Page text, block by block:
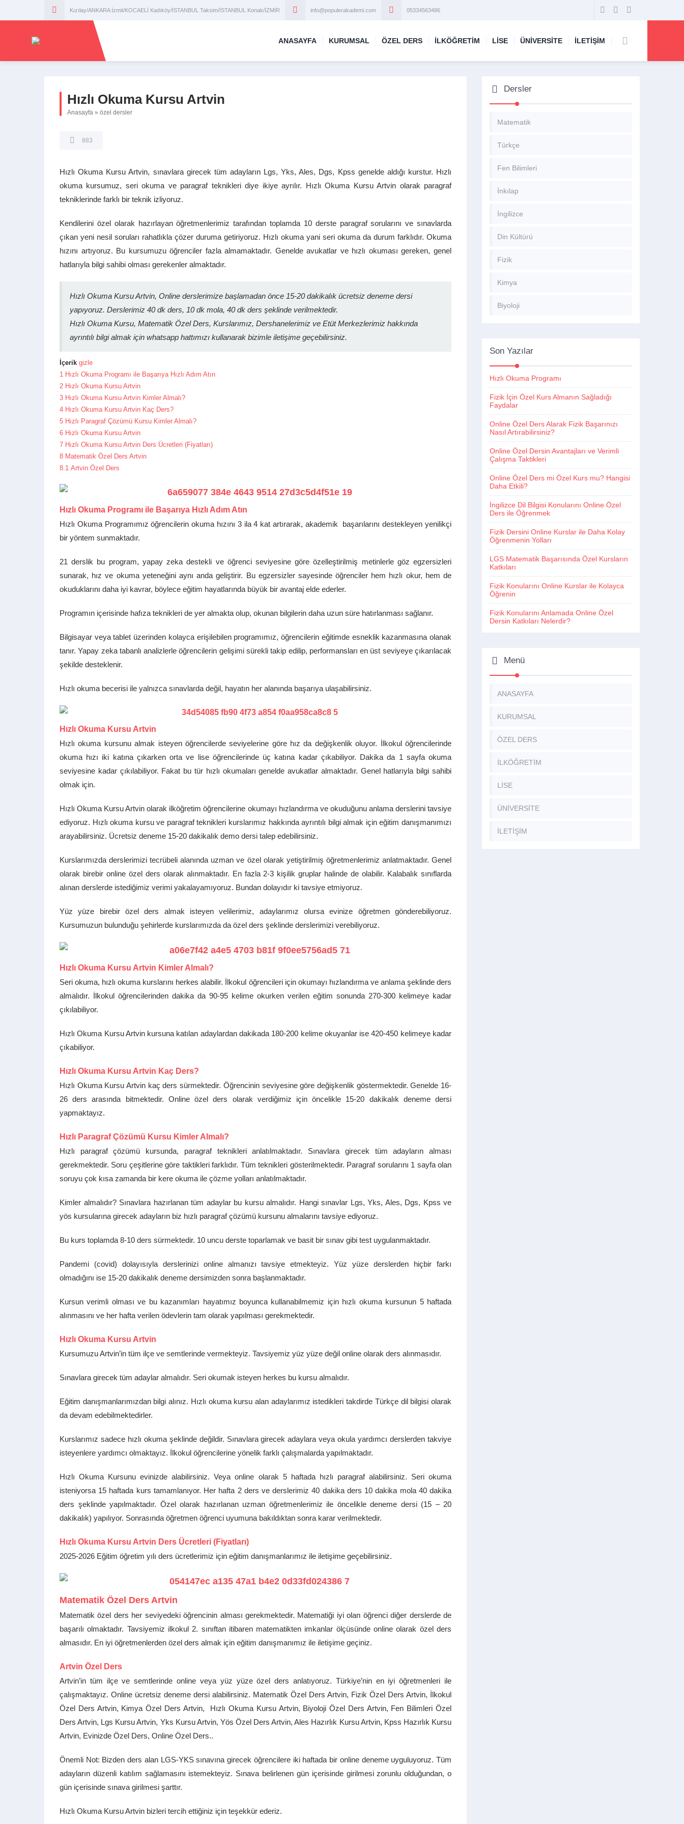
Kızılay/ANKARA İzmit/KOCAELİ Kadıköy/İSTANBUL Taksim/İSTANBUL Konak/İZMİR info@populerakademi.com 05334563486
ANASAYFA KURUMSAL ÖZEL DERS İLKÖĞRETİM LİSE ÜNİVERSİTE İLETİŞİM
Hızlı Okuma Kursu Artvin
Anasayfa » özel dersler
883
Hızlı Okuma Kursu Artvin, sınavlara girecek tüm adayların Lgs, Yks, Ales, Dgs, Kpss genelde aldığı kurstur. Hızlı
okuma kursumuz, seri okuma ve paragraf teknikleri diye ikiye ayrılır. Hızlı Okuma Kursu Artvin olarak paragraf
tekniklerinde farklı bir teknik izliyoruz.
Kendilerini özel olarak hazırlayan öğretmenlerimiz tarafından toplamda 10 derste paragraf sorularını ve sınavlarda
çıkan yeni nesil soruları rahatlıkla çözer duruma getiriyoruz. Hızlı okuma yani seri okuma da durum farklıdır. Okuma
hızını artıyoruz. Bu kursumuzu öğrenciler fazla almamaktadır. Genelde avukatlar ve hızlı okuması gereken, genel
hatlarıyla bilgi sahibi olması gerekenler almaktadır.
Hızlı Okuma Kursu Artvin, Online derslerimize başlamadan önce 15-20 dakikalık ücretsiz deneme dersi
yapıyoruz. Derslerimiz 40 dk ders, 10 dk mola, 40 dk ders şeklinde verilmektedir.
Hızlı Okuma Kursu, Matematik Özel Ders, Kurslarımız, Dershanelerimiz ve Etüt Merkezlerimiz hakkında
ayrıntılı bilgi almak için whatsapp hattımızı kullanarak bizimle iletişime geçebilirsiniz.
İçerik gizle
1 Hızlı Okuma Programı ile Başarıya Hızlı Adım Atın
2 Hızlı Okuma Kursu Artvin
3 Hızlı Okuma Kursu Artvin Kimler Almalı?
4 Hızlı Okuma Kursu Artvin Kaç Ders?
5 Hızlı Paragraf Çözümü Kursu Kimler Almalı?
6 Hızlı Okuma Kursu Artvin
7 Hızlı Okuma Kursu Artvin Ders Ücretleri (Fiyatları)
8 Matematik Özel Ders Artvin
8.1 Artvin Özel Ders
Hızlı Okuma Programı ile Başarıya Hızlı Adım Atın
Hızlı Okuma Programımız öğrencilerin okuma hızını 3 ila 4 kat artırarak, akademik başarılarını destekleyen yenilikçi
bir yöntem sunmaktadır.
21 derslik bu program, yapay zeka destekli ve öğrenci seviyesine göre özelleştirilmiş metinlerle göz egzersizleri
sunarak, hız ve okuma yeteneğini aynı anda geliştirir. Bu egzersizler sayesinde öğrenciler hem hızlı okur, hem de
okuduklarını daha iyi kavrar, böylece eğitim hayatlarında büyük bir avantaj elde ederler.
Programın içerisinde hafıza teknikleri de yer almakta olup, okunan bilgilerin daha uzun süre hatırlanması sağlanır.
Bilgisayar veya tablet üzerinden kolayca erişilebilen programımız, öğrencilerin eğitimde esneklik kazanmasına olanak
tanır. Yapay zeka tabanlı analizlerle öğrencilerin gelişimi sürekli takip edilip, performansları en üst seviyeye çıkarılacak
şekilde desteklenir.
Hızlı okuma becerisi ile yalnızca sınavlarda değil, hayatın her alanında başarıya ulaşabilirsiniz.
Hızlı Okuma Kursu Artvin
Hızlı okuma kursunu almak isteyen öğrencilerde seviyelerine göre hız da değişkenlik oluyor. İlkokul öğrencilerinde
okuma hızı iki katına çıkarken orta ve lise öğrencilerinde üç katına kadar çıkabiliyor. Dakika da 1 sayfa okuma
seviyesine kadar çıkılabiliyor. Fakat bu tür hızlı okumaları genelde avukatlar almaktadır. Genel hatlarıyla bilgi sahibi
olmak için.
Hızlı Okuma Kursu Artvin olarak ilköğretim öğrencilerine okumayı hızlandırma ve okuduğunu anlama derslerini tavsiye
ediyoruz. Hızlı okuma kursu ve paragraf teknikleri kurslarımız hakkında ayrıntılı bilgi almak için eğitim danışmanımızı
arayabilirsiniz. Ücretsiz deneme 15-20 dakikalık demo dersi talep edebilirsiniz.
Kurslarımızda derslerimizi tecrübeli alanında uzman ve özel olarak yetiştirilmiş öğretmenlerimiz anlatmaktadır. Genel
olarak birebir online özel ders olarak alınmaktadır. En fazla 2-3 kişilik gruplar halinde de olabilir. Kalabalık sınıflarda
alınan derslerde istediğimiz verimi yakalayamıyoruz. Bundan dolayıdır ki tavsiye etmiyoruz.
Yüz yüze birebir özel ders almak isteyen velilerimiz, adaylarımız olursa evinize öğretmen gönderebiliyoruz.
Kursumuzun bulunduğu şehirlerde kurslarımızda da özel ders şeklinde derslerimizi verebiliyoruz.
Hızlı Okuma Kursu Artvin Kimler Almalı?
Seri okuma, hızlı okuma kurslarını herkes alabilir. İlkokul öğrencileri için okumayı hızlandırma ve anlama şeklinde ders
almalıdır. İlkokul öğrencilerinden dakika da 90-95 kelime okurken verilen eğitim sonunda 270-300 kelimeye kadar
çıkılabiliyor.
Hızlı Okuma Kursu Artvin kursuna katılan adaylardan dakikada 180-200 kelime okuyanlar ise 420-450 kelimeye kadar
çıkabiliyor.
Hızlı Okuma Kursu Artvin Kaç Ders?
Hızlı Okuma Kursu Artvin kaç ders sürmektedir. Öğrencinin seviyesine göre değişkenlik göstermektedir. Genelde 16-
26 ders arasında bitmektedir. Online özel ders olarak verdiğimiz için öncelikle 15-20 dakikalık deneme dersi
yapmaktayız.
Hızlı Paragraf Çözümü Kursu Kimler Almalı?
Hızlı paragraf çözümü kursunda, paragraf teknikleri anlatılmaktadır. Sınavlara girecek tüm adayların alması
gerekmektedir. Soru çeşitlerine göre taktikleri farklıdır. Tüm teknikleri gösterilmektedir. Paragraf sorularını 1 sayfa olan
soruyu çok kısa zamanda bir kere okuma ile çözme yolları anlatılmaktadır.
Kimler almalıdır? Sınavlara hazırlanan tüm adaylar bu kursu almalıdır. Hangi sınavlar Lgs, Yks, Ales, Dgs, Kpss ve
yös kursularına girecek adayların biz hızlı paragraf çözümü kursunu almalarını tavsiye ediyoruz.
Bu kurs toplamda 8-10 ders sürmektedir. 10 uncu derste toparlamak ve basit bir sınav gibi test uygulanmaktadır.
Pandemi (covid) dolayısıyla derslerinizi online almanızı tavsiye etmekteyiz. Yüz yüze derslerden hiçbir farkı
olmadığını ise 15-20 dakikalık deneme dersimizden sonra başlanmaktadır.
Kursun verimli olması ve bu kazanımları hayatımız boyunca kullanabilmemiz için hızlı okuma kursunun 5 haftada
alınmasını ve her hafta verilen ödevlerin tam olarak yapılması gerekmektedir.
Hızlı Okuma Kursu Artvin
Kursumuzu Artvin’in tüm ilçe ve semtlerinde vermekteyiz. Tavsiyemiz yüz yüze değil online olarak ders alınmasıdır.
Sınavlara girecek tüm adaylar almalıdır. Seri okumak isteyen herkes bu kursu almalıdır.
Eğitim danışmanlarımızdan bilgi alınız. Hızlı okuma kursu alan adaylarımız istedikleri takdirde Türkçe dil bilgisi olarak
da devam edebilmektedirler.
Kurslarımız sadece hızlı okuma şeklinde değildir. Sınavlara girecek adaylara veya okula yardımcı derslerden takviye
isteyenlere yardımcı olmaktayız. İlkokul öğrencilerine yönelik farklı çalışmalarda yapılmaktadır.
Hızlı Okuma Kursunu evinizde alabilirsiniz. Veya online olarak 5 haftada hızlı paragraf alabilirsiniz. Seri okuma
isteniyorsa 15 haftada kurs tamamlanıyor. Her hafta 2 ders ve derslerimiz 40 dakika ders 10 dakika mola 40 dakika
ders şeklinde yapılmaktadır. Özel olarak hazırlanan uzman öğretmenlerimiz ile öncelikle deneme dersi (15 – 20
dakikalık) yapılıyor. Sonrasında öğretmen öğrenci uyumuna bakıldıktan sonra karar verilmektedir.
Hızlı Okuma Kursu Artvin Ders Ücretleri (Fiyatları)
2025-2026 Eğitim öğretim yılı ders ücretlerimiz için eğitim danışmanlarımız ile iletişime geçebilirsiniz.
Matematik Özel Ders Artvin
Matematik özel ders her seviyedeki öğrencinin alması gerekmektedir. Matematiği iyi olan öğrenci diğer derslerde de
başarılı olmaktadır. Tavsiyemiz ilkokul 2. sınıftan itibaren matematikten imkanlar ölçüsünde online olarak özel ders
almasıdır. En iyi öğretmenlerden özel ders almak için eğitim danışmanımız ile iletişime geçiniz.
Artvin Özel Ders
Artvin’in tüm ilçe ve semtlerinde online veya yüz yüze özel ders anlatıyoruz. Türkiye’nin en iyi öğretmenleri ile
çalışmaktayız. Online ücretsiz deneme dersi alabilirsiniz. Matematik Özel Ders Artvin, Fizik Özel Ders Artvin, İlkokul
Özel Ders Artvin, Kimya Özel Ders Artvin, Hızlı Okuma Kursu Artvin, Biyoloji Özel Ders Artvin, Fen Bilimleri Özel
Ders Artvin, Lgs Kursu Artvin, Yks Kursu Artvin, Yös Özel Ders Artvin, Ales Hazırlık Kursu Artvin, Kpss Hazırlık Kursu
Artvin, Evinizde Özel Ders, Online Özel Ders..
Önemli Not: Bizden ders alan LGS-YKS sınavına girecek öğrencilere iki haftada bir online deneme uyguluyoruz. Tüm
adayların düzenli katılım sağlamasını istemekteyiz. Sınava belirlenen gün içerisinde girilmesi zorunlu olduğundan, o
gün içerisinde sınava girilmesi şarttır.
Hızlı Okuma Kursu Artvin bizleri tercih ettiğiniz için teşekkür ederiz.
Dersler
Matematik
Türkçe
Fen Bilimleri
İnkılap
İngilizce
Din Kültürü
Fizik
Kimya
Biyoloji
Son Yazılar
Hızlı Okuma Programı
Fizik İçin Özel Kurs Almanın Sağladığı
Faydalar
Online Özel Ders Alarak Fizik Başarınızı
Nasıl Artırabilirsiniz?
Online Özel Dersin Avantajları ve Verimli
Çalışma Taktikleri
Online Özel Ders mi Özel Kurs mu? Hangisi
Daha Etkili?
İngilizce Dil Bilgisi Konularını Online Özel
Ders ile Öğrenmek
Fizik Dersini Online Kurslar ile Daha Kolay
Öğrenmenin Yolları
LGS Matematik Başarısında Özel Kursların
Katkıları
Fizik Konularını Online Kurslar ile Kolayca
Öğrenin
Fizik Konularını Anlamada Online Özel
Dersin Katkıları Nelerdir?
Menü
ANASAYFA
KURUMSAL
ÖZEL DERS
İLKÖĞRETİM
LİSE
ÜNİVERSİTE
İLETİŞİM